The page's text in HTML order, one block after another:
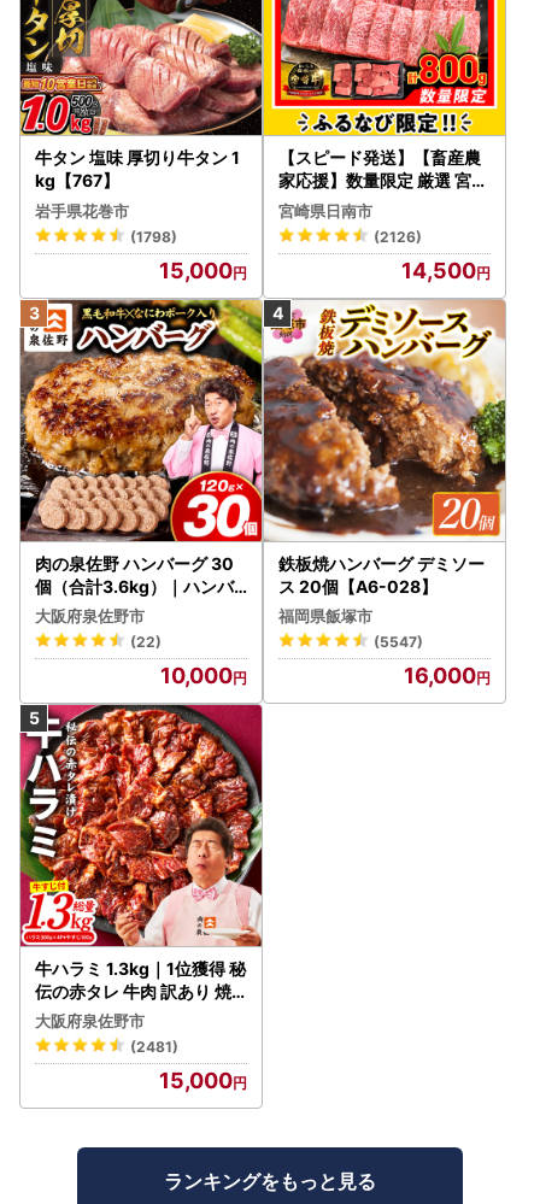
牛タン 塩味 厚切り牛タン 1
kg【767】
岩手県花巻市
(1798)
15,000
【スピード発送】【畜産農
家応援】数量限定 厳選 宮崎
牛 赤身 焼肉 計800g FN-Li
mited-PR_BDV5-26-2W
宮崎県日南市
(2126)
14,500
肉の泉佐野 ハンバーグ 30
個（合計3.6kg）｜ハンバ
ーグ 訳あり 黒毛和牛×なに
わポーク
大阪府泉佐野市
(22)
10,000
鉄板焼ハンバーグ デミソー
ス 20個【A6-028】
福岡県飯塚市
(5547)
16,000
牛ハラミ 1.3kg｜1位獲得 秘
伝の赤タレ 牛肉 訳あり 焼
肉 BBQ
大阪府泉佐野市
(2481)
15,000
ランキングをもっと見る